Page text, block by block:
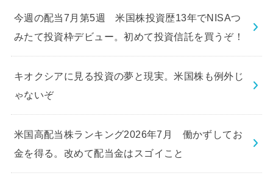
今週の配当7月第5週 米国株投資歴13年でNISAつ
みたて投資枠デビュー。初めて投資信託を買うぞ！
キオクシアに見る投資の夢と現実。米国株も例外じ
ゃないぞ
米国高配当株ランキング2026年7月 働かずしてお
金を得る。改めて配当金はスゴイこと